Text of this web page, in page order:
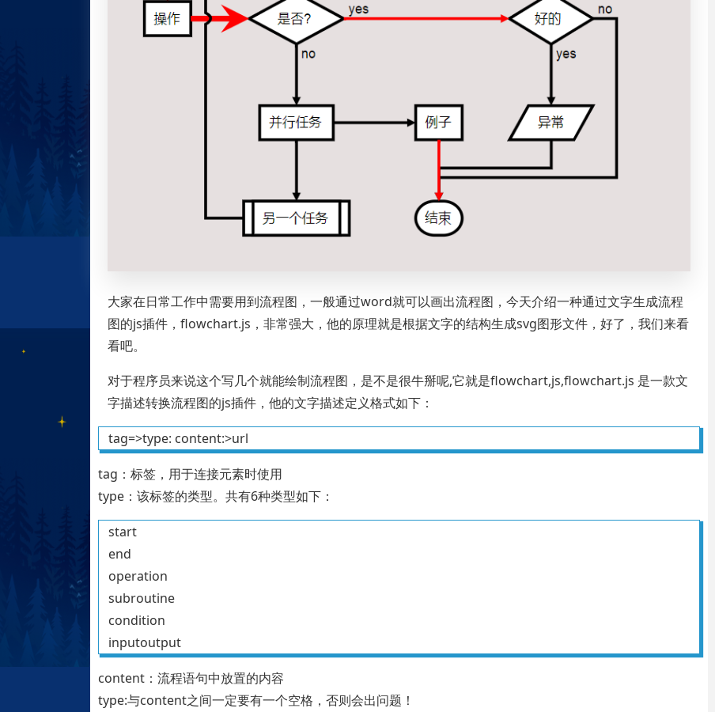
大家在日常工作中需要用到流程图，一般通过word就可以画出流程图，今天介绍一种通过文字生成流程
图的js插件，flowchart.js，非常强大，他的原理就是根据文字的结构生成svg图形文件，好了，我们来看
看吧。
对于程序员来说这个写几个就能绘制流程图，是不是很牛掰呢,它就是flowchart,js,flowchart.js 是一款文
字描述转换流程图的js插件，他的文字描述定义格式如下：
tag=>type: content:>url
tag：标签，用于连接元素时使用
type：该标签的类型。共有6种类型如下：
start
end
operation
subroutine
condition
inputoutput
content：流程语句中放置的内容
type:与content之间一定要有一个空格，否则会出问题！